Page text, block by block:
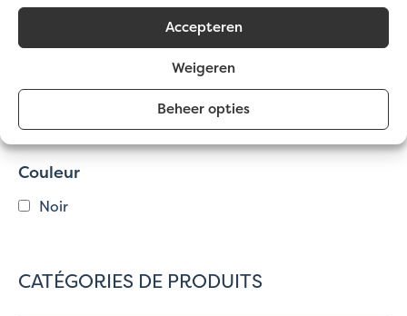
Accepteren
Weigeren
Beheer opties
Applications
Construction paysagère
Couleur
Noir
CATÉGORIES DE PRODUITS